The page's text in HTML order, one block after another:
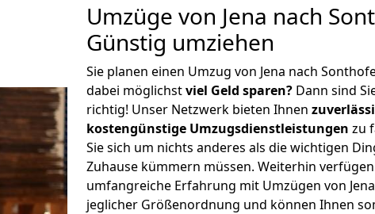
Umzüge von Jena nach
Günstig umziehen
Sie planen einen Umzug von Jena nach
dabei möglichstviel Geld sparen? Dann sind
richtig! Unser Netzwerk bieten Ihnen
kostengünstige Umzugsdienstleistungen zu
Sie sich um nichts anderes als die wichtigen
Zuhause kümmern müssen. Weiterhin
umfangreiche Erfahrung mit Umzügen von
jeglicher Größenordnung und können Ihnen